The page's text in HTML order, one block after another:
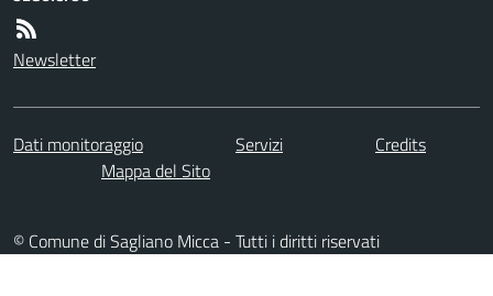
Newsletter
Dati monitoraggio Servizi
Credits
Mappa del Sito
© Comune di Sagliano Micca - Tutti i diritti riservati